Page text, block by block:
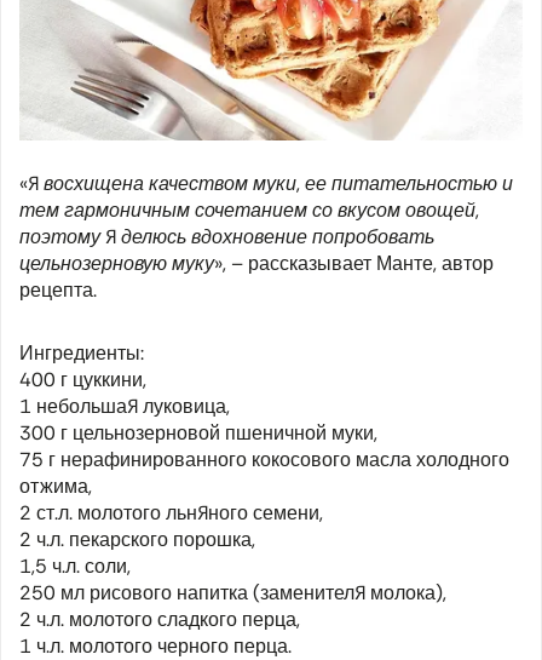
«Я восхищена качеством муки, ее питательностью и
тем гармоничным сочетанием со вкусом овощей,
поэтому я делюсь вдохновение попробовать
цельнозерновую муку», – рассказывает Манте, автор
рецепта.
Ингредиенты:
400 г цуккини,
1 небольшая луковица,
300 г цельнозерновой пшеничной муки,
75 г нерафинированного кокосового масла холодного
отжима,
2 ст.л. молотого льняного семени,
2 ч.л. пекарского порошка,
1,5 ч.л. соли,
250 мл рисового напитка (заменителя молока),
2 ч.л. молотого сладкого перца,
1 ч.л. молотого черного перца.